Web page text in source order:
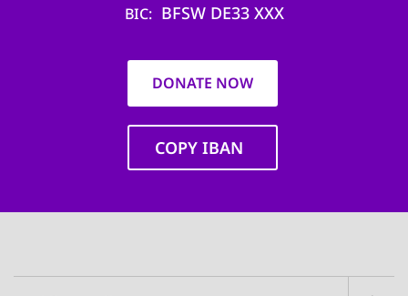
BIC BFSW DE33 XXX
DONATE NOW
COPY IBAN